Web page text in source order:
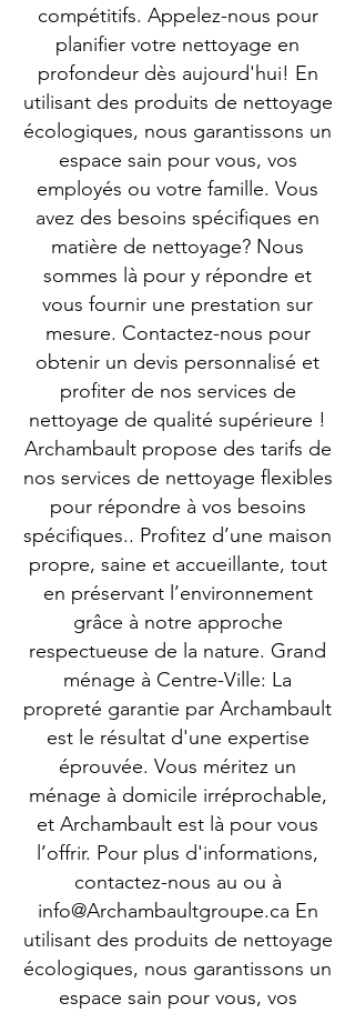
compétitifs. Appelez-nous pour
planifier votre nettoyage en
profondeur dès aujourd'hui! En
utilisant des produits de nettoyage
écologiques, nous garantissons un
espace sain pour vous, vos
employés ou votre famille. Vous
avez des besoins spécifiques en
matière de nettoyage? Nous
sommes là pour y répondre et
vous fournir une prestation sur
mesure. Contactez-nous pour
obtenir un devis personnalisé et
profiter de nos services de
nettoyage de qualité supérieure !
Archambault propose des tarifs de
nos services de nettoyage flexibles
pour répondre à vos besoins
spécifiques.. Profitez d’une maison
propre, saine et accueillante, tout
en préservant l’environnement
grâce à notre approche
respectueuse de la nature. Grand
ménage à Centre-Ville: La
propreté garantie par Archambault
est le résultat d'une expertise
éprouvée. Vous méritez un
ménage à domicile irréprochable,
et Archambault est là pour vous
l’offrir. Pour plus d'informations,
contactez-nous au ou à
info@Archambaultgroupe.ca En
utilisant des produits de nettoyage
écologiques, nous garantissons un
espace sain pour vous, vos